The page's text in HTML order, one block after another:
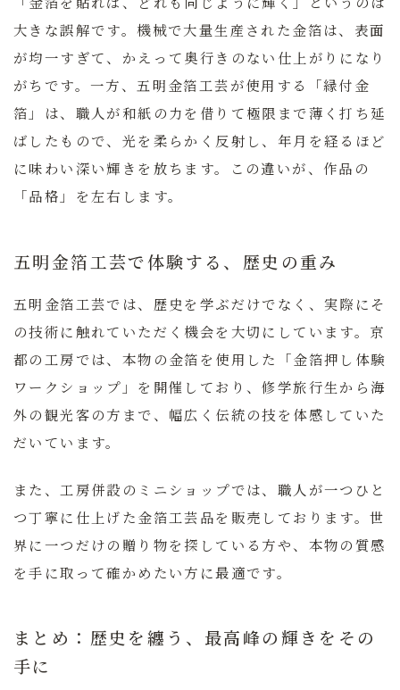
大きな誤解です。機械で大量生産された金箔は、表面
が均一すぎて、かえって奥行きのない仕上がりになり
がちです。一方、五明金箔工芸が使用する「縁付金
箔」は、職人が和紙の力を借りて極限まで薄く打ち延
ばしたもので、光を柔らかく反射し、年月を経るほど
に味わい深い輝きを放ちます。この違いが、作品の
「品格」を左右します。
五明金箔工芸で体験する、歴史の重み
五明金箔工芸では、歴史を学ぶだけでなく、実際にそ
の技術に触れていただく機会を大切にしています。京
都の工房では、本物の金箔を使用した「金箔押し体験
ワークショップ」を開催しており、修学旅行生から海
外の観光客の方まで、幅広く伝統の技を体感していた
だいています。
また、工房併設のミニショップでは、職人が一つひと
つ丁寧に仕上げた金箔工芸品を販売しております。世
界に一つだけの贈り物を探している方や、本物の質感
を手に取って確かめたい方に最適です。
まとめ：歴史を纏う、最高峰の輝きをその
手に